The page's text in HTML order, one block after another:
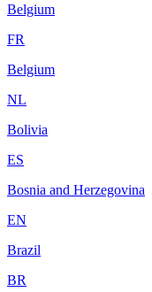
Belgium
FR
Belgium
NL
Bolivia
ES
Bosnia and Herzegovina
EN
Brazil
BR